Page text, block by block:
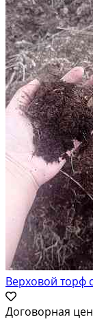
Верховой торф
Договорная